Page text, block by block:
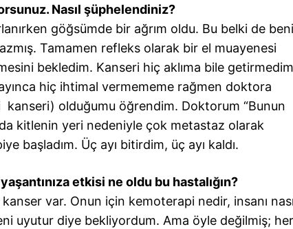
Nasıl şüphelendiniz?
göğsümde bir ağrım oldu. Bu belki de
Tamamen refleks olarak bir el muayenesi
bekledim. Kanseri hiç aklıma bile getirmedim
hiç ihtimal vermememe rağmen doktora
olduğumu öğrendim. Doktorum “Bunun
kitlenin yeri nedeniyle çok metastaz olarak
başladım. Üç ayı bitirdim, üç ayı kaldı.
etkisi ne oldu bu hastalığın?
var. Onun için kemoterapi nedir, insanı
uyutur diye bekliyordum. Ama öyle değilmiş; her